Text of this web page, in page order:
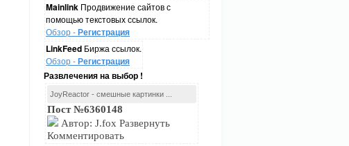
Mainlink Продвижение сайтов с
помощью текстовых ссылок.
Обзор -Регистрация
LinkFeed Биржа ссылок.
Обзор -Регистрация
Развлечения на выбор !
JoyReactor - смешные картинки ...
Пост №6360148
Автор: J.fox Развернуть
Комментировать